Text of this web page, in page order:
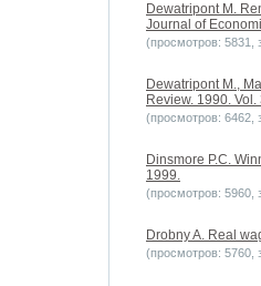
Dewatripont M.
Journal of
(просмотров: 5831,
Dewatripont M.,
Review. 1990.
(просмотров: 6462,
Dinsmore P.C.
1999.
(просмотров: 5960,
Drobny A. Real
(просмотров: 5760,